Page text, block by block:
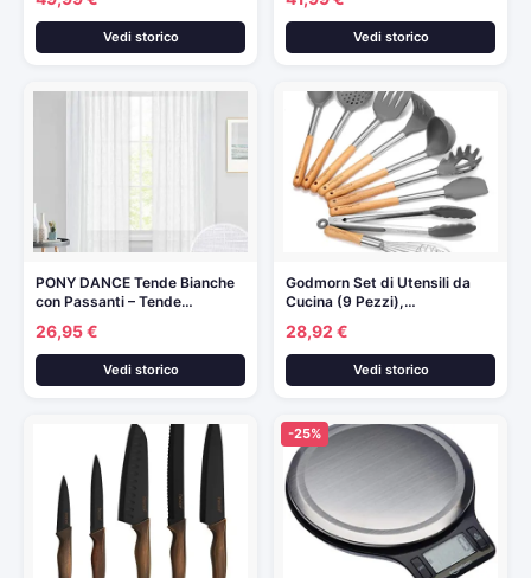
Vedi storico Vedi storico
PONY DANCE Tende Bianche
con Passanti – Tende…
26,95 €
Vedi storico
Godmorn Set di Utensili da
Cucina (9 Pezzi),…
28,92 €
Vedi storico
-25%